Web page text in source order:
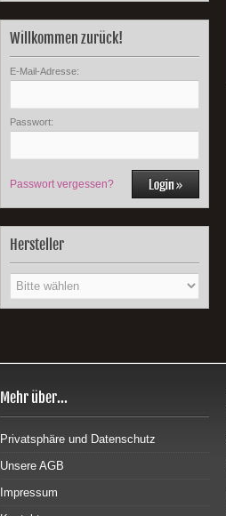
Willkommen zurück!
E-Mail-Adresse:
Passwort:
Passwort vergessen?
Hersteller
Mehr über...
Privatsphäre und Datenschutz
Unsere AGB
Impressum